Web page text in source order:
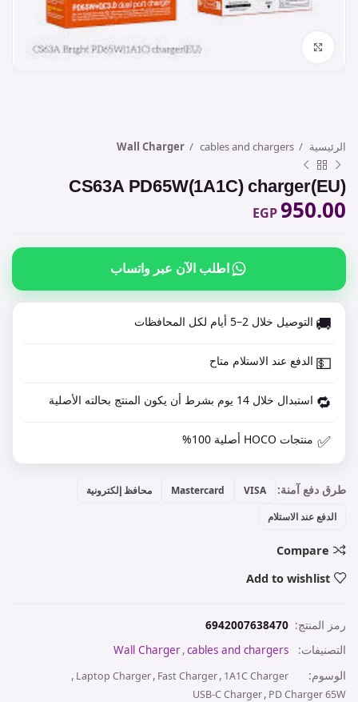
الرئيسية cables and chargers
Wall Charger
CS63A PD65W(1A1C) charger(EU)
EGP950.00
اطلب الآن عبر واتساب
🚚 التوصيل خلال 2–5 أيام لكل المحافظات
💵 الدفع عند الاستلام متاح
🔁 استبدال خلال 14 يوم بشرط أن يكون المنتج بحالته الأصلية
✅ منتجات HOCO أصلية 100%
طرق دفع آمنة: VISA
Mastercard
محافظ إلكترونية
الدفع عند الاستلام
Compare
Add to wishlist
رمز المنتج: 6942007638470
التصنيفات:
cables and chargers
,
Wall Charger
الوسوم:
1A1C Charger
,
Fast Charger
,
Laptop Charger
,
PD Charger 65W
,
USB-C Charger